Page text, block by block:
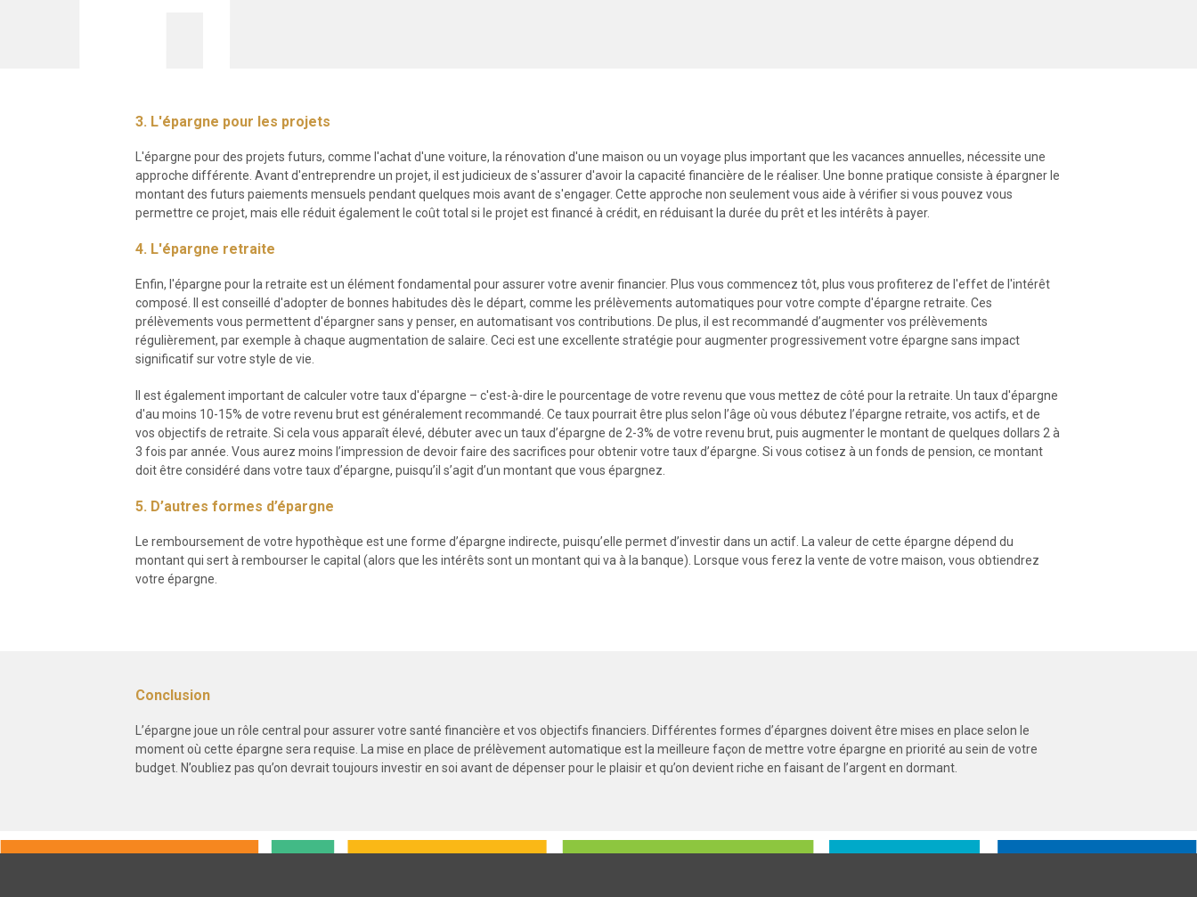
3. L'épargne pour les projets
L'épargne pour des projets futurs, comme l'achat d'une voiture, la rénovation d'une maison ou un voyage plus important que les vacances annuelles, nécessite une
approche différente. Avant d'entreprendre un projet, il est judicieux de s'assurer d'avoir la capacité financière de le réaliser. Une bonne pratique consiste à épargner le
montant des futurs paiements mensuels pendant quelques mois avant de s'engager. Cette approche non seulement vous aide à vérifier si vous pouvez vous
permettre ce projet, mais elle réduit également le coût total si le projet est financé à crédit, en réduisant la durée du prêt et les intérêts à payer.
4. L'épargne retraite
Enfin, l'épargne pour la retraite est un élément fondamental pour assurer votre avenir financier. Plus vous commencez tôt, plus vous profiterez de l'effet de l'intérêt
composé. Il est conseillé d'adopter de bonnes habitudes dès le départ, comme les prélèvements automatiques pour votre compte d'épargne retraite. Ces
prélèvements vous permettent d'épargner sans y penser, en automatisant vos contributions. De plus, il est recommandé d’augmenter vos prélèvements
régulièrement, par exemple à chaque augmentation de salaire. Ceci est une excellente stratégie pour augmenter progressivement votre épargne sans impact
significatif sur votre style de vie.
Il est également important de calculer votre taux d'épargne – c'est-à-dire le pourcentage de votre revenu que vous mettez de côté pour la retraite. Un taux d'épargne
d'au moins 10-15% de votre revenu brut est généralement recommandé. Ce taux pourrait être plus selon l’âge où vous débutez l’épargne retraite, vos actifs, et de
vos objectifs de retraite. Si cela vous apparaît élevé, débuter avec un taux d’épargne de 2-3% de votre revenu brut, puis augmenter le montant de quelques dollars 2 à
3 fois par année. Vous aurez moins l’impression de devoir faire des sacrifices pour obtenir votre taux d’épargne. Si vous cotisez à un fonds de pension, ce montant
doit être considéré dans votre taux d’épargne, puisqu’il s’agit d’un montant que vous épargnez.
5. D’autres formes d’épargne
Le remboursement de votre hypothèque est une forme d’épargne indirecte, puisqu’elle permet d’investir dans un actif. La valeur de cette épargne dépend du
montant qui sert à rembourser le capital (alors que les intérêts sont un montant qui va à la banque). Lorsque vous ferez la vente de votre maison, vous obtiendrez
votre épargne.
Conclusion
L’épargne joue un rôle central pour assurer votre santé financière et vos objectifs financiers. Différentes formes d’épargnes doivent être mises en place selon le
moment où cette épargne sera requise. La mise en place de prélèvement automatique est la meilleure façon de mettre votre épargne en priorité au sein de votre
budget. N’oubliez pas qu’on devrait toujours investir en soi avant de dépenser pour le plaisir et qu’on devient riche en faisant de l’argent en dormant.